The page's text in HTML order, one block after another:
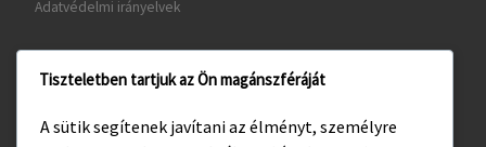
Adatvédelmi irányelvek
www.visitgyula.com
Tiszteletben tartjuk az Ön magánszféráját
A sütik segítenek javítani az élményt, személyre